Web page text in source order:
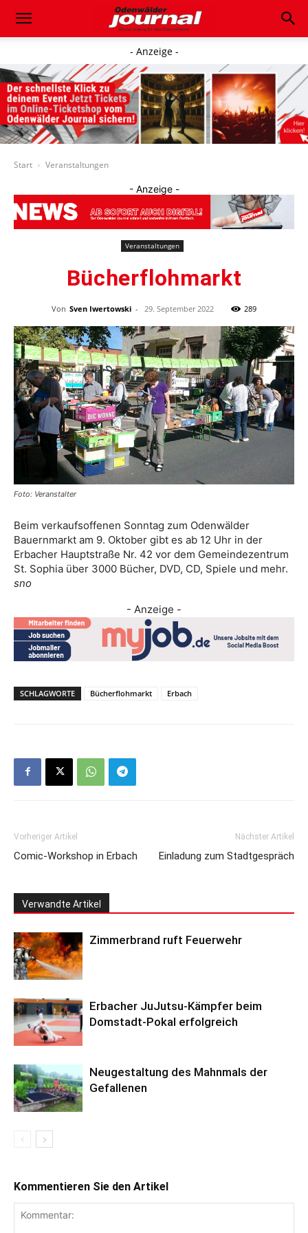
- Anzeige -
Start Veranstaltungen
- Anzeige -
Veranstaltungen
Bücherflohmarkt
Von Sven Iwertowski - 29. September 2022 289
Foto: Veranstalter
Beim verkaufsoffenen Sonntag zum Odenwälder
Bauernmarkt am 9. Oktober gibt es ab 12 Uhr in der
Erbacher Hauptstraße Nr. 42 vor dem Gemeindezentrum
St. Sophia über 3000 Bücher, DVD, CD, Spiele und mehr.
sno
- Anzeige -
SCHLAGWORTE Bücherflohmarkt Erbach
Vorheriger Artikel
Comic-Workshop in Erbach
Nächster Artikel
Einladung zum Stadtgespräch
Verwandte Artikel
Zimmerbrand ruft Feuerwehr
Erbacher JuJutsu-Kämpfer beim
Domstadt-Pokal erfolgreich
Neugestaltung des Mahnmals der
Gefallenen
Kommentieren Sie den Artikel